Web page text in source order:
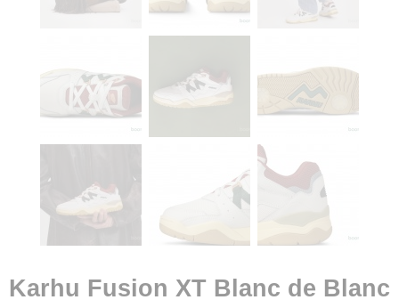
Karhu Fusion XT Blanc de Blanc